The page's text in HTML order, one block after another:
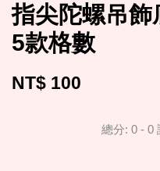
指尖陀螺吊飾
5款格數
NT$ 100
總分: 0 - 0